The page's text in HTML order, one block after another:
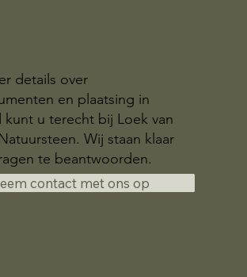
details over
en plaatsing in
kunt u terecht bij Loek van
Wij staan klaar
te beantwoorden.
contact met ons op